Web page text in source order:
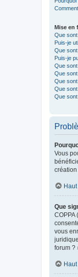
Mise en
Que
Puis-je
Que
Puis-je
Que
Que
Que
Que
Que
Vous
création
Haut
Que
COPPA
vous
forum ?
Haut